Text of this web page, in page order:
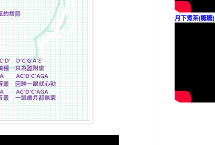
月下煮茶(糖糖)